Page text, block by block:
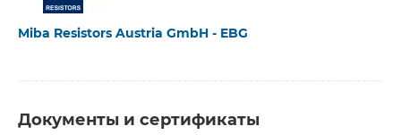
Miba Resistors Austria GmbH - EBG
Документы и сертификаты